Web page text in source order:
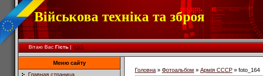
Військова техніка та зброя
Вітаю Вас Гість|RSS
Меню сайту
Главная страница
Головна » Фотоальбом » Армія СССР » foto_164